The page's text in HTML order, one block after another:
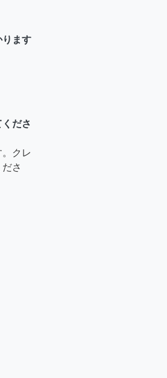
ります
ださ
クレ
さ